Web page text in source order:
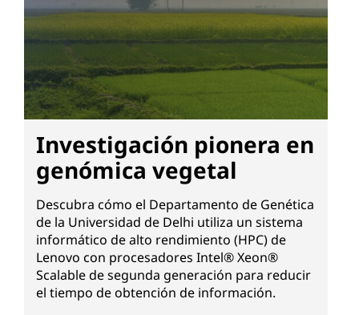
Investigación pionera en
genómica vegetal
Descubra cómo el Departamento de Genética
de la Universidad de Delhi utiliza un sistema
informático de alto rendimiento (HPC) de
Lenovo con procesadores Intel® Xeon®
Scalable de segunda generación para reducir
el tiempo de obtención de información.